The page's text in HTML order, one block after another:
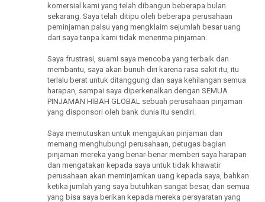
komersial kami yang telah dibangun beberapa bulan
sekarang. Saya telah ditipu oleh beberapa perusahaan
peminjaman palsu yang mengklaim sejumlah besar uang
dari saya tanpa kami tidak menerima pinjaman.
Saya frustrasi, suami saya mencoba yang terbaik dan
membantu, saya akan bunuh diri karena rasa sakit itu, itu
terlalu berat untuk ditanggung dan saya kehilangan semua
harapan, sampai saya diperkenalkan dengan SEMUA
PINJAMAN HIBAH GLOBAL sebuah perusahaan pinjaman
yang disponsori oleh bank dunia itu sendiri.
Saya memutuskan untuk mengajukan pinjaman dan
memang menghubungi perusahaan, petugas bagian
pinjaman mereka yang benar-benar memberi saya harapan
dan mengatakan kepada saya untuk tidak khawatir
perusahaan akan meminjamkan uang kepada saya, bahkan
ketika jumlah yang saya butuhkan sangat besar, dan semua
yang bisa saya berikan kepada mereka persyaratan yang